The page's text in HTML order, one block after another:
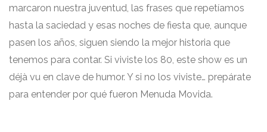
marcaron nuestra juventud, las frases que repetíamos
hasta la saciedad y esas noches de fiesta que, aunque
pasen los años, siguen siendo la mejor historia que
tenemos para contar. Si viviste los 80, este show es un
déjà vu en clave de humor. Y si no los viviste… prepárate
para entender por qué fueron Menuda Movida.